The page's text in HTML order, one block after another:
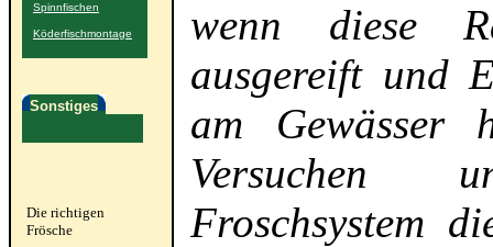
Spinnfischen
Köderfischmontage
Sonstiges
Die richtigen
Frösche
wenn diese
ausgereift und
am Gewässer
Versuchen
Froschsystem